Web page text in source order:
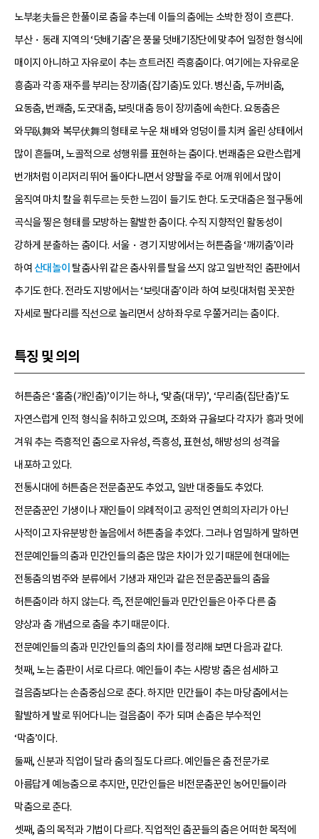
노부老夫들은 한풀이로 춤을 추는데 이들의 춤에는 소박한 정이 흐른다.
부산・동래 지역의 ‘덧배기춤’은 풍물 덧배기장단에 맞추어 일정한 형식에
매이지 아니하고 자유로이 추는 흐트러진 즉흥춤이다. 여기에는 자유로운
흥춤과 각종 재주를 부리는 장끼춤(잡기춤)도 있다. 병신춤, 두꺼비춤,
요동춤, 번쾌춤, 도굿대춤, 보릿대춤 등이 장끼춤에 속한다. 요동춤은
와무臥舞와 복무伏舞의 형태로 누운 채 배와 엉덩이를 치켜 올린 상태에서
많이 흔들며, 노골적으로 성행위를 표현하는 춤이다. 번쾌춤은 요란스럽게
번개처럼 이리저리 뛰어 돌아다니면서 양팔을 주로 어깨 위에서 많이
움직여 마치 칼을 휘두르는 듯한 느낌이 들기도 한다. 도굿대춤은 절구통에
곡식을 찧은 형태를 모방하는 활발한 춤이다. 수직 지향적인 활동성이
강하게 분출하는 춤이다. 서울・경기 지방에서는 허튼춤을 ‘깨끼춤’이라
하여 산대놀이 탈춤사위 같은 춤사위를 탈을 쓰지 않고 일반적인 춤판에서
추기도 한다. 전라도 지방에서는 ‘보릿대춤’이라 하여 보릿대처럼 꼿꼿한
자세로 팔다리를 직선으로 놀리면서 상하좌우로 우쭐거리는 춤이다.
특징 및 의의
허튼춤은 ‘홀춤(개인춤)’이기는 하나, ‘맞춤(대무)’, ‘무리춤(집단춤)’도
자연스럽게 인적 형식을 취하고 있으며, 조화와 규율보다 각자가 흥과 멋에
겨워 추는 즉흥적인 춤으로 자유성, 즉흥성, 표현성, 해방성의 성격을
내포하고 있다.
전통시대에 허튼춤은 전문춤꾼도 추었고, 일반 대중들도 추었다.
전문춤꾼인 기생이나 재인들이 의례적이고 공적인 연희의 자리가 아닌
사적이고 자유분방한 놀음에서 허튼춤을 추었다. 그러나 엄밀하게 말하면
전문예인들의 춤과 민간인들의 춤은 많은 차이가 있기 때문에 현대에는
전통춤의 범주와 분류에서 기생과 재인과 같은 전문춤꾼들의 춤을
허튼춤이라 하지 않는다. 즉, 전문예인들과 민간인들은 아주 다른 춤
양상과 춤 개념으로 춤을 추기 때문이다.
전문예인들의 춤과 민간인들의 춤의 차이를 정리해 보면 다음과 같다.
첫째, 노는 춤판이 서로 다르다. 예인들이 추는 사랑방 춤은 섬세하고
걸음춤보다는 손춤중심으로 춘다. 하지만 민간들이 추는 마당춤에서는
활발하게 발로 뛰어다니는 걸음춤이 주가 되며 손춤은 부수적인
‘막춤’이다.
둘째, 신분과 직업이 달라 춤의 질도 다르다. 예인들은 춤 전문가로
아름답게 예능춤으로 추지만, 민간인들은 비전문춤꾼인 농어민들이라
막춤으로 춘다.
셋째, 춤의 목적과 기법이 다르다. 직업적인 춤꾼들의 춤은 어떠한 목적에